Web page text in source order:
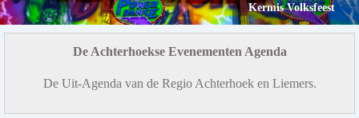
Kermis Volksfeest
De Achterhoekse Evenementen Agenda
De Uit-Agenda van de Regio Achterhoek en Liemers.